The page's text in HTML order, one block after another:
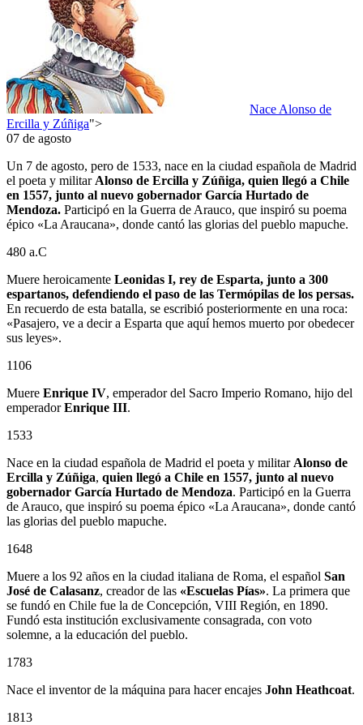
Nace Alonso de
Ercilla y Zúñiga">
07 de agosto
Un 7 de agosto, pero de 1533, nace en la ciudad española de Madrid
el poeta y militar Alonso de Ercilla y Zúñiga, quien llegó a Chile
en 1557, junto al nuevo gobernador García Hurtado de
Mendoza. Participó en la Guerra de Arauco, que inspiró su poema
épico «La Araucana», donde cantó las glorias del pueblo mapuche.
480 a.C
Muere heroicamente Leonidas I, rey de Esparta, junto a 300
espartanos, defendiendo el paso de las Termópilas de los persas.
En recuerdo de esta batalla, se escribió posteriormente en una roca:
«Pasajero, ve a decir a Esparta que aquí hemos muerto por obedecer
sus leyes».
1106
Muere Enrique IV, emperador del Sacro Imperio Romano, hijo del
emperadorEnrique III.
1533
Nace en la ciudad española de Madrid el poeta y militar Alonso de
Ercilla y Zúñiga, quien llegó a Chile en 1557, junto al nuevo
gobernador García Hurtado de Mendoza. Participó en la Guerra
de Arauco, que inspiró su poema épico «La Araucana», donde cantó
las glorias del pueblo mapuche.
1648
Muere a los 92 años en la ciudad italiana de Roma, el español San
José de Calasanz, creador de las «Escuelas Pías». La primera que
se fundó en Chile fue la de Concepción, VIII Región, en 1890.
Fundó esta institución exclusivamente consagrada, con voto
solemne, a la educación del pueblo.
1783
Nace el inventor de la máquina para hacer encajes John Heathcoat.
1813